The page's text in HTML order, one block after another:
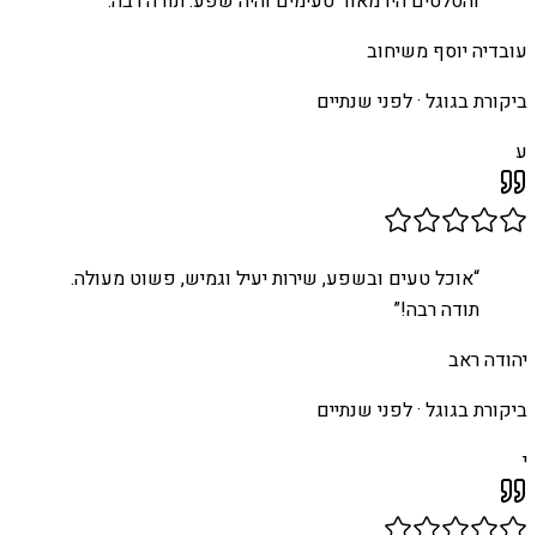
עובדיה יוסף משיחוב
ביקורת בגוגל ·לפני שנתיים
ע
“אוכל טעים ובשפע, שירות יעיל וגמיש, פשוט מעולה.
תודה רבה!”
יהודה ראב
ביקורת בגוגל ·לפני שנתיים
י